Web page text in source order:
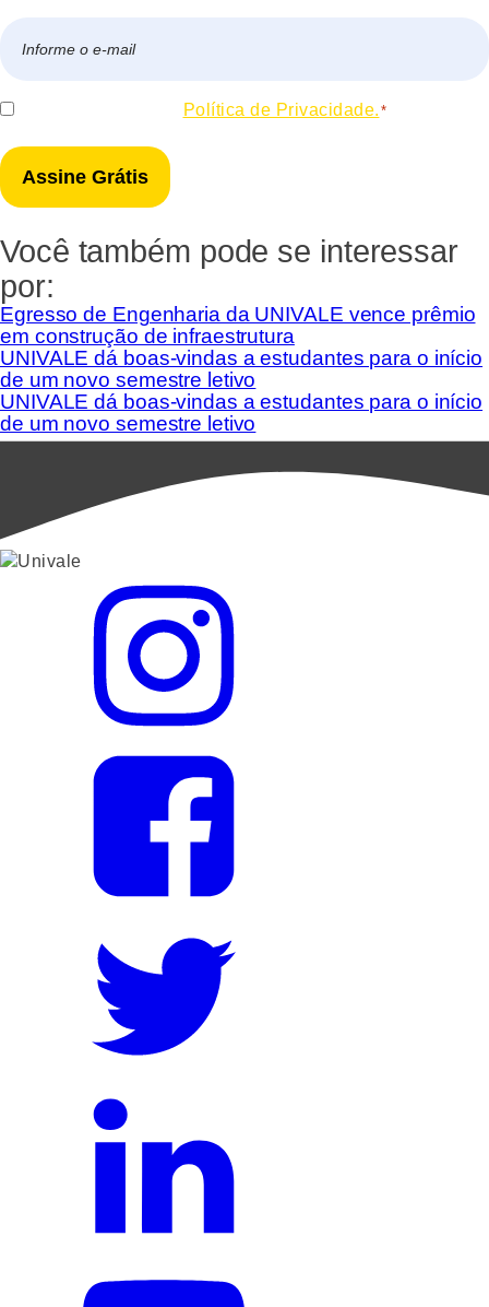
mail
Consentir Política de Privacidade. *
Você também pode se interessar
por:
Egresso de Engenharia da UNIVALE vence prêmio
em construção de infraestrutura
UNIVALE dá boas-vindas a estudantes para o início
de um novo semestre letivo
UNIVALE dá boas-vindas a estudantes para o início
de um novo semestre letivo